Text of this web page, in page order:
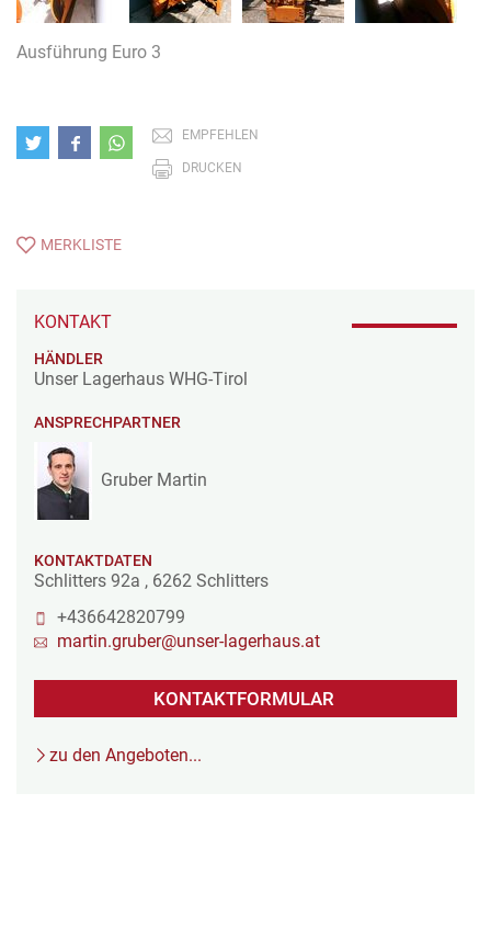
Ausführung Euro 3
EMPFEHLEN
DRUCKEN
MERKLISTE
KONTAKT
HÄNDLER
Unser Lagerhaus WHG-Tirol
ANSPRECHPARTNER
Gruber Martin
KONTAKTDATEN
Schlitters 92a , 6262 Schlitters
+436642820799
martin.gruber@unser-lagerhaus.at
KONTAKTFORMULAR
zu den Angeboten...